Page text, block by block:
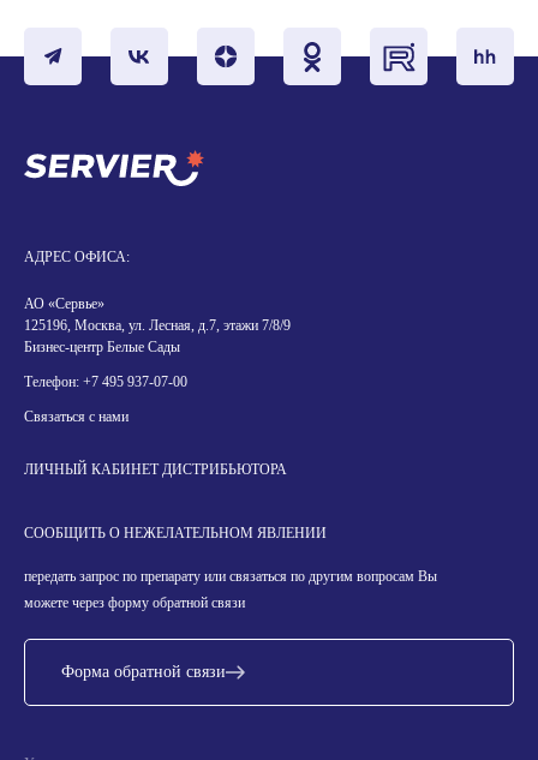
АДРЕС ОФИСА:
АО «Сервье»
125196, Москва, ул. Лесная, д.7, этажи 7/8/9
Бизнес-центр Белые Сады
Телефон: +7 495 937-07-00
Связаться с нами
ЛИЧНЫЙ КАБИНЕТ ДИСТРИБЬЮТОРА
СООБЩИТЬ О НЕЖЕЛАТЕЛЬНОМ ЯВЛЕНИИ
передать запрос по препарату или связаться по другим вопросам Вы
можете через форму обратной связи
Форма обратной связи